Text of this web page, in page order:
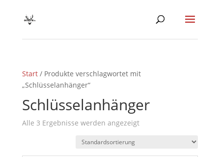
Start/ Produkte verschlagwortet mit
„Schlüsselanhänger“
Schlüsselanhänger
Alle 3 Ergebnisse werden angezeigt